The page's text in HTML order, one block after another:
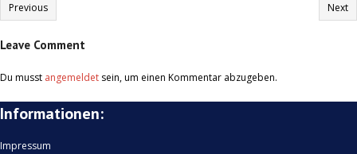
Previous Next
Leave Comment
Du musst angemeldet sein, um einen Kommentar abzugeben.
Informationen:
Impressum